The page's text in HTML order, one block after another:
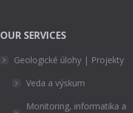
OUR SERVICES
Geologické úlohy | Projekty
Veda a výskum
Monitoring, informatika a